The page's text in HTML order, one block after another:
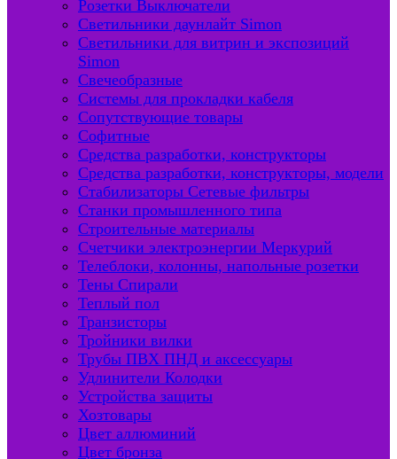
Розетки Выключатели
Светильники даунлайт Simon
Светильники для витрин и экспозиций
Simon
Свечеобразные
Системы для прокладки кабеля
Сопутствующие товары
Софитные
Средства разработки, конструкторы
Средства разработки, конструкторы, модели
Стабилизаторы Сетевые фильтры
Станки промышленного типа
Строительные материалы
Счетчики электроэнергии Меркурий
Телеблоки, колонны, напольные розетки
Тены Спирали
Теплый пол
Транзисторы
Тройники вилки
Трубы ПВХ ПНД и аксессуары
Удлинители Колодки
Устройства защиты
Хозтовары
Цвет аллюминий
Цвет бронза